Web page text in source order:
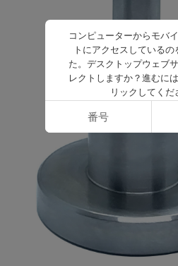
コンピューターからモバ
トにアクセスしている
た。デスクトップウェブ
レクトしますか？進むに
リックしてくだ
番号